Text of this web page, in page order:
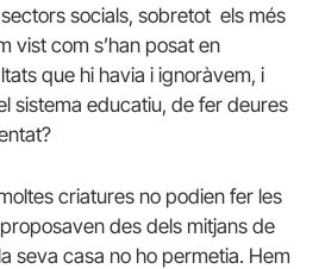
socials, sobretot els més
vist com s’han posat en
que hi havia i ignoràvem, i
sistema educatiu, de fer deures
criatures no podien fer les
des dels mitjans de
seva casa no ho permetia. Hem